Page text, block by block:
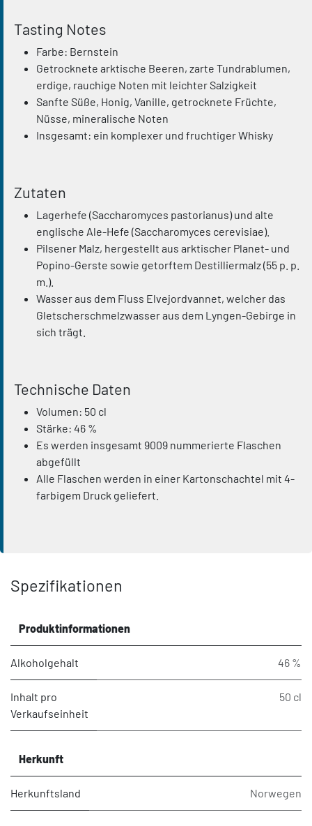
Tasting Notes
Farbe: Bernstein
Getrocknete arktische Beeren, zarte Tundrablumen,
erdige, rauchige Noten mit leichter Salzigkeit
Sanfte Süße, Honig, Vanille, getrocknete Früchte,
Nüsse, mineralische Noten
Insgesamt: ein komplexer und fruchtiger Whisky
Zutaten
Lagerhefe (Saccharomyces pastorianus) und alte
englische Ale-Hefe (Saccharomyces cerevisiae).
Pilsener Malz, hergestellt aus arktischer Planet- und
Popino-Gerste sowie getorftem Destilliermalz (55 p. p.
m.).
Wasser aus dem Fluss Elvejordvannet, welcher das
Gletscherschmelzwasser aus dem Lyngen-Gebirge in
sich trägt.
Technische Daten
Volumen: 50 cl
Stärke: 46 %
Es werden insgesamt 9009 nummerierte Flaschen
abgefüllt
Alle Flaschen werden in einer Kartonschachtel mit 4-
farbigem Druck geliefert.
Spezifikationen
Produktinformationen
Alkoholgehalt 46 %
Inhalt pro
Verkaufseinheit
50 cl
Herkunft
Herkunftsland Norwegen